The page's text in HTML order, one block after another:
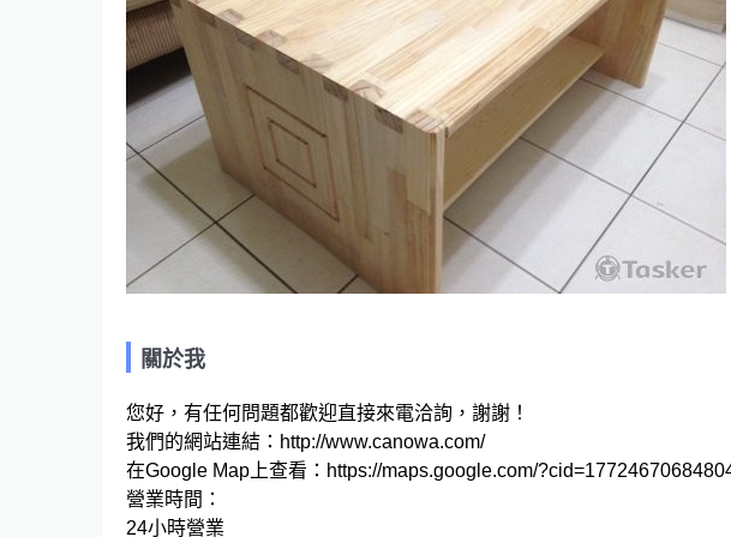
關於我
您好，有任何問題都歡迎直接來電洽詢，謝謝！
我們的網站連結：http://www.canowa.com/
在Google Map上查看：https://maps.google.com/
營業時間：